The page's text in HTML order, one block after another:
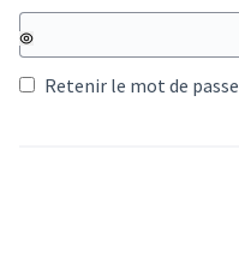
Retenir le mot de passe